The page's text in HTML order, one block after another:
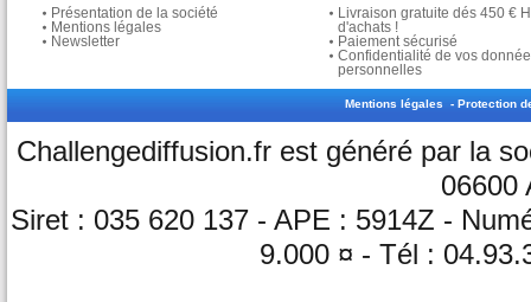
Présentation de la société
Mentions légales
Newsletter
Livraison gratuite dés 450 €
d'achats !
Paiement sécurisé
Confidentialité de vos
personnelles
Mentions légales - Protection
Challengediffusion.fr est généré par la
06600
Siret : 035 620 137 - APE : 5914Z -
9.000 ¤ - Tél :